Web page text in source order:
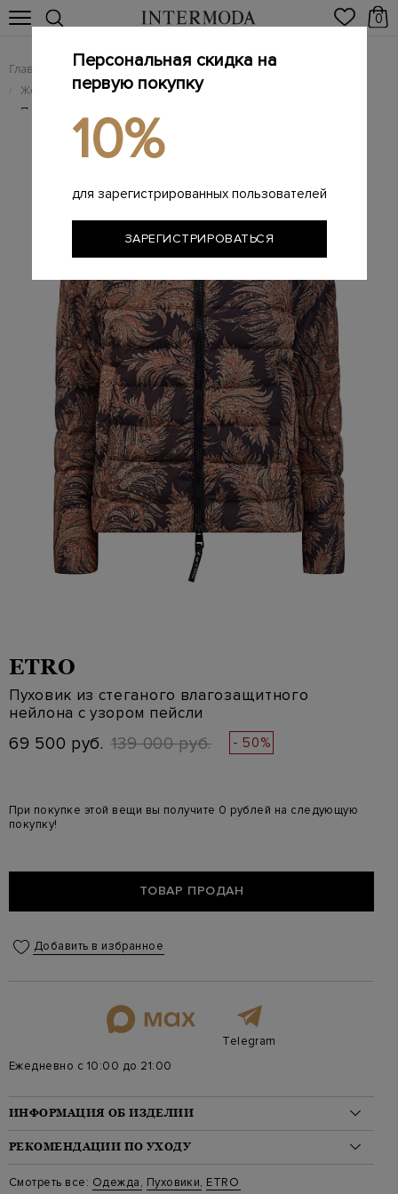
0
Главная Женщинам / Женская одежда
/ Женские пуховики
Пуховик из стеганого влагозащитного нейлона с узором
ETRO
Пуховик из стеганого влагозащитного
нейлона с узором пейсли
69 500 руб. 139 000 руб. - 50%
При покупке этой вещи вы получите 0 рублей на следующую
покупку!
ТОВАР ПРОДАН
Добавить в избранное
Telegram
Ежедневно с 10:00 до 21:00
ИНФОРМАЦИЯ ОБ ИЗДЕЛИИ
Материал: полиэстер 100%, пух 80%, перо 20%
Артикул: D13087 4490 0100
РЕКОМЕНДАЦИИ ПО УХОДУ
Стирка: Деликатная стирка при температуре воды до 30
Смотреть все: Одежда, Пуховики, ETRO
Персональная скидка на
первую покупку
10%
для зарегистрированных пользователей
ЗАРЕГИСТРИРОВАТЬСЯ